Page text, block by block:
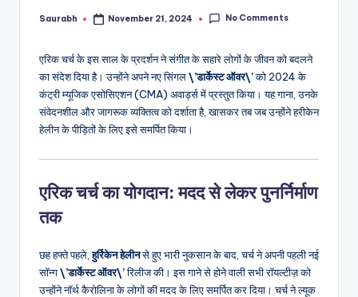
Posted
Saurabh November 21, 2024 No Comments
एरिक चर्च के इस साल के प्रदर्शन ने संगीत के सहारे लोगों के जीवन को बदलने
का संदेश दिया है। उन्होंने अपने नए सिंगल\’डार्केस्ट ऑवर\’को 2024 के
कंट्री म्यूजिक एसोसिएशन (CMA) अवार्ड्स में प्रस्तुत किया। यह गाना, उनके
संवेदनशील और जागरूक व्यक्तित्व को दर्शाता है, खासकर तब जब उन्होंने हरीकेन
हेलीन के पीड़ितों के लिए इसे समर्पित किया।
एरिक चर्च का योगदान: मदद से लेकर पुनर्निर्माण
तक
छह हफ्ते पहले,हुर्रिकेन हेलीनसे हुए भारी नुकसान के बाद, चर्च ने अपनी पहली नई
सॉन्ग\’डार्केस्ट ऑवर\’रिलीज की। इस गाने से होने वाली सभी रॉयल्टीज़ को
उन्होंने नॉर्थ कैरोलिना के लोगों की मदद के लिए समर्पित कर दिया। चर्च ने ल्यूक